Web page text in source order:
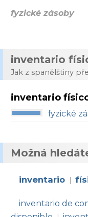
fyzické zásoby
inventario
Jak z spanělštiny
inventario
fyzické
Možná
inventario |
inventario de